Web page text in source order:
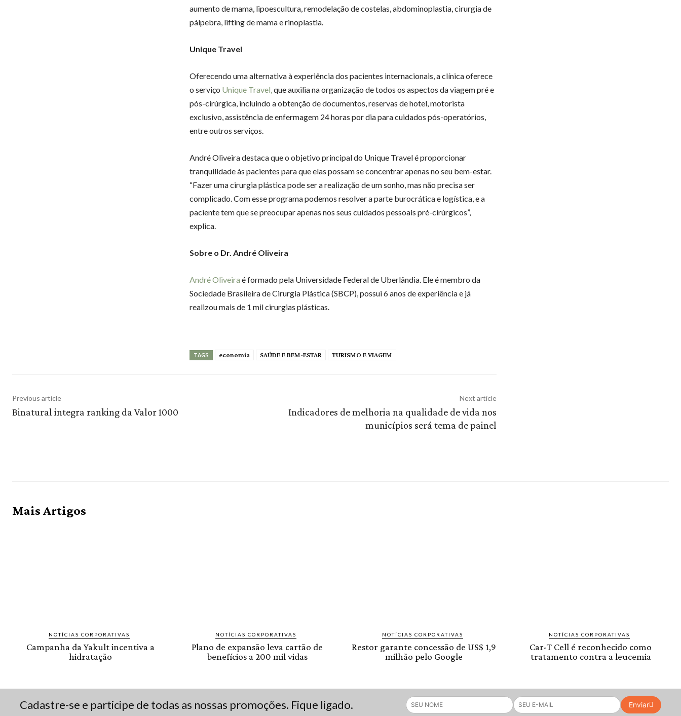
aumento de mama, lipoescultura, remodelação de costelas, abdominoplastia, cirurgia de
pálpebra, lifting de mama e rinoplastia.
Unique Travel
Oferecendo uma alternativa à experiência dos pacientes internacionais, a clínica oferece
o serviço Unique Travel,que auxilia na organização de todos os aspectos da viagem pré e
pós-cirúrgica, incluindo a obtenção de documentos, reservas de hotel, motorista
exclusivo, assistência de enfermagem 24 horas por dia para cuidados pós-operatórios,
entre outros serviços.
André Oliveira destaca que o objetivo principal do Unique Travel é proporcionar
tranquilidade às pacientes para que elas possam se concentrar apenas no seu bem-estar.
“Fazer uma cirurgia plástica pode ser a realização de um sonho, mas não precisa ser
complicado. Com esse programa podemos resolver a parte burocrática e logística, e a
paciente tem que se preocupar apenas nos seus cuidados pessoais pré-cirúrgicos”,
explica.
Sobre o Dr. André Oliveira
André Oliveira é formado pela Universidade Federal de Uberlândia. Ele é membro da
Sociedade Brasileira de Cirurgia Plástica (SBCP), possui 6 anos de experiência e já
realizou mais de 1 mil cirurgias plásticas.
TAGS economia SAÚDE E BEM-ESTAR TURISMO E VIAGEM
Previous article
Binatural integra ranking da Valor 1000
Next article
Indicadores de melhoria na qualidade de vida nos
municípios será tema de painel
Mais Artigos
NOTÍCIAS CORPORATIVAS
Campanha da Yakult incentiva a
hidratação
NOTÍCIAS CORPORATIVAS
Plano de expansão leva cartão de
benefícios a 200 mil vidas
NOTÍCIAS CORPORATIVAS
Restor garante concessão de US$ 1,9
milhão pelo Google
NOTÍCIAS CORPORATIVAS
Car-T Cell é reconhecido como
tratamento contra a leucemia
Cadastre-se e participe de todas as nossas promoções. Fique ligado. Enviar